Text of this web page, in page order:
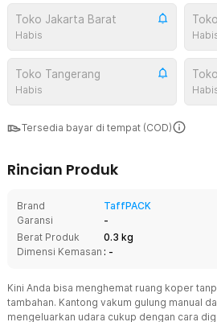
Toko Jakarta Barat
Habis
Toko Tangerang
Habis
Tersedia bayar di tempat (COD)
Rincian Produk
Brand
TaffPACK
Garansi
-
Berat Produk
0.3 kg
Dimensi Kemasan : -
Kini Anda bisa menghemat ruang koper
tambahan. Kantong vakum gulung manual
mengeluarkan udara cukup dengan cara